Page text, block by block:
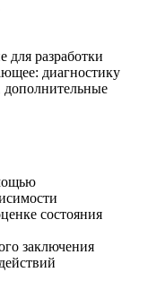
для разработки
диагностику
дополнительные
состояния
заключения